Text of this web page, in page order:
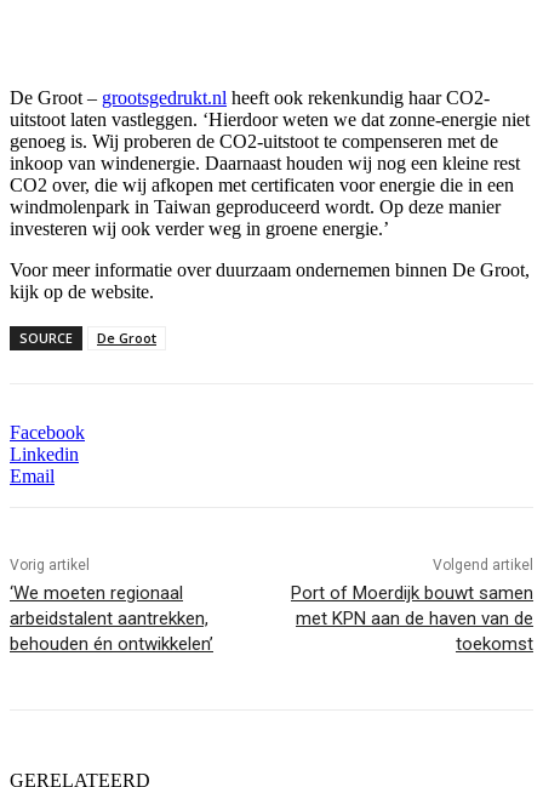
De Groot – grootsgedrukt.nl heeft ook rekenkundig haar CO2-
uitstoot laten vastleggen. ‘Hierdoor weten we dat zonne-energie niet
genoeg is. Wij proberen de CO2-uitstoot te compenseren met de
inkoop van windenergie. Daarnaast houden wij nog een kleine rest
CO2 over, die wij afkopen met certificaten voor energie die in een
windmolenpark in Taiwan geproduceerd wordt. Op deze manier
investeren wij ook verder weg in groene energie.’
Voor meer informatie over duurzaam ondernemen binnen De Groot,
kijk op de website.
SOURCE De Groot
Facebook
Linkedin
Email
Vorig artikel
‘We moeten regionaal
arbeidstalent aantrekken,
behouden én ontwikkelen’
Volgend artikel
Port of Moerdijk bouwt samen
met KPN aan de haven van de
toekomst
GERELATEERD